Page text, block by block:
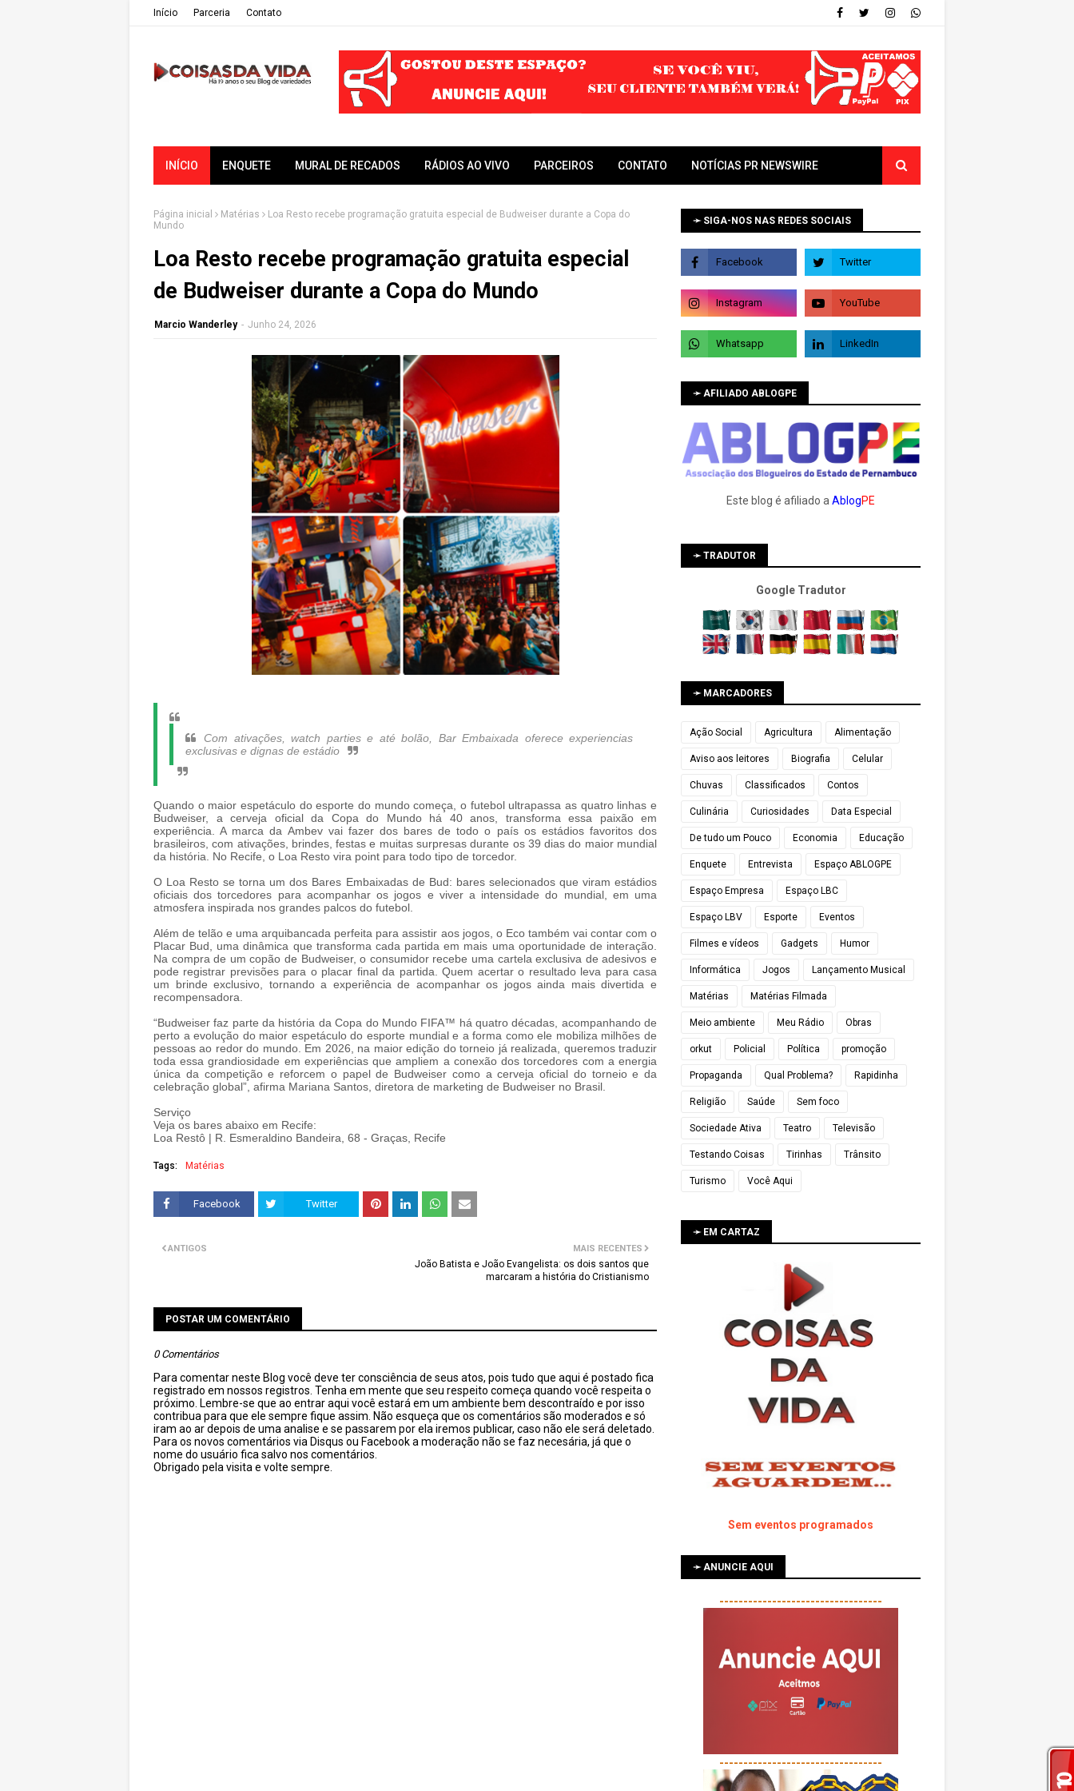
Iní­cio Parceria Contato
INÍCIO ENQUETE MURAL DE RECADOS RÁDIOS AO VIVO PARCEIROS CONTATO NOTÍCIAS PR NEWSWIRE
Página inicial Matérias
Loa Resto recebe programação gratuita especial de Budweiser durante a Copa do
Mundo
Loa Resto recebe programação gratuita especial
de Budweiser durante a Copa do Mundo
Marcio Wanderley - Junho 24, 2026
Com ativações, watch parties e até bolão, Bar Embaixada oferece experiencias
exclusivas e dignas de estádio
Quando o maior espetáculo do esporte do mundo começa, o futebol ultrapassa as quatro linhas e
Budweiser, a cerveja oficial da Copa do Mundo há 40 anos, transforma essa paixão em
experiência. A marca da Ambev vai fazer dos bares de todo o país os estádios favoritos dos
brasileiros, com ativações, brindes, festas e muitas surpresas durante os 39 dias do maior mundial
da história. No Recife, o Loa Resto vira point para todo tipo de torcedor.
O Loa Resto se torna um dos Bares Embaixadas de Bud: bares selecionados que viram estádios
oficiais dos torcedores para acompanhar os jogos e viver a intensidade do mundial, em uma
atmosfera inspirada nos grandes palcos do futebol.
Além de telão e uma arquibancada perfeita para assistir aos jogos, o Eco também vai contar com o
Placar Bud, uma dinâmica que transforma cada partida em mais uma oportunidade de interação.
Na compra de um copão de Budweiser, o consumidor recebe uma cartela exclusiva de adesivos e
pode registrar previsões para o placar final da partida. Quem acertar o resultado leva para casa
um brinde exclusivo, tornando a experiência de acompanhar os jogos ainda mais divertida e
recompensadora.
“Budweiser faz parte da história da Copa do Mundo FIFA™️ há quatro décadas, acompanhando de
perto a evolução do maior espetáculo do esporte mundial e a forma como ele mobiliza milhões de
pessoas ao redor do mundo. Em 2026, na maior edição do torneio já realizada, queremos traduzir
toda essa grandiosidade em experiências que ampliem a conexão dos torcedores com a energia
única da competição e reforcem o papel de Budweiser como a cerveja oficial do torneio e da
celebração global”, afirma Mariana Santos, diretora de marketing de Budweiser no Brasil.
Serviço
Veja os bares abaixo em Recife:
Loa Restô | R. Esmeraldino Bandeira, 68 - Graças, Recife
Tags: Matérias
Facebook Twitter
MAIS RECENTES
João Batista e João Evangelista: os dois santos que
marcaram a história do Cristianismo
ANTIGOS
POSTAR UM COMENTÁRIO
0 Comentários
Para comentar neste Blog você deve ter consciência de seus atos, pois tudo que aqui é postado fica
registrado em nossos registros. Tenha em mente que seu respeito começa quando você respeita o
próximo. Lembre-se que ao entrar aqui você estará em um ambiente bem descontraído e por isso
contribua para que ele sempre fique assim. Não esqueça que os comentários são moderados e só
iram ao ar depois de uma analise e se passarem por ela iremos publicar, caso não ele será deletado.
Para os novos comentários via Disqus ou Facebook a moderação não se faz necesária, já que o
nome do usuário fica salvo nos comentários.
Obrigado pela visita e volte sempre.
➛ SIGA-NOS NAS REDES SOCIAIS
➛ AFILIADO ABLOGPE
Este blog é afiliado a AblogPE
➛ TRADUTOR
Google Tradutor
➛ MARCADORES
Ação Social Agricultura Alimentação
Aviso aos leitores Biografia Celular
Chuvas Classificados Contos
Culinária Curiosidades Data Especial
De tudo um Pouco Economia Educação
Enquete Entrevista Espaço ABLOGPE
Espaço Empresa Espaço LBC
Espaço LBV Esporte Eventos
Filmes e vídeos Gadgets Humor
Informática Jogos Lançamento Musical
Matérias Matérias Filmada
Meio ambiente Meu Rádio Obras
orkut Policial Política promoção
Propaganda Qual Problema? Rapidinha
Religião Saúde Sem foco
Sociedade Ativa Teatro Televisão
Testando Coisas Tirinhas Trânsito
Turismo Você Aqui
➛ EM CARTAZ
Sem eventos programados
➛ ANUNCIE AQUI
----------------------------------
----------------------------------